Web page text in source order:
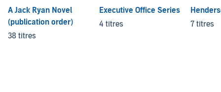
A Jack Ryan Novel
(publication order)
38 titres
Executive Office Series
4 titres
7 titres